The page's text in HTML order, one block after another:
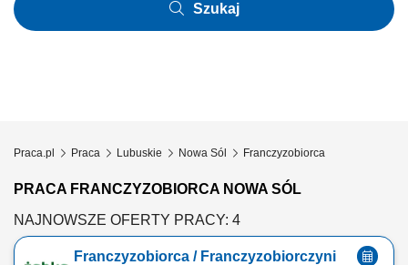
Szukaj
Praca.pl Praca Lubuskie Nowa Sól Franczyzobiorca
PRACA FRANCZYZOBIORCA NOWA SÓL
NAJNOWSZE OFERTY PRACY: 4
Franczyzobiorca / Franczyzobiorczyni